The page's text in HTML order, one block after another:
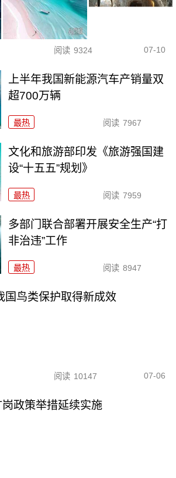
阅读 9324 07-10
上半年我国新能源汽车产销量双
超700万辆
最热 阅读 7967
文化和旅游部印发《旅游强国建
设“十五五”规划》
最热 阅读 7959
多部门联合部署开展安全生产“打
非治违”工作
最热 阅读 8947
国鸟类保护取得新成效
阅读 10147 07-06
政策举措延续实施